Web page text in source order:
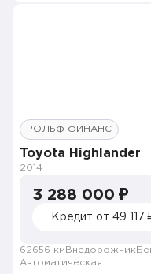
РОЛЬФ ФИНАНС
Toyota Highlander
2014
3 288 000 ₽
Кредит от 49 117
62656 км Внедорожник
Автоматическая